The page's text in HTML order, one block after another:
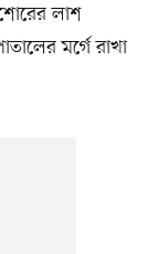
লাশ
মর্গে রাখা